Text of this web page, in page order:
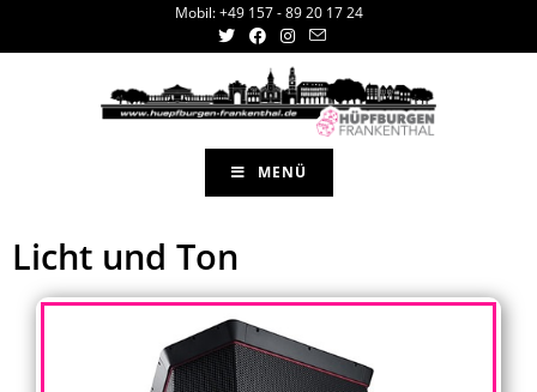
Mobil: +49 157 - 89 20 17 24
MENÜ
Licht und Ton